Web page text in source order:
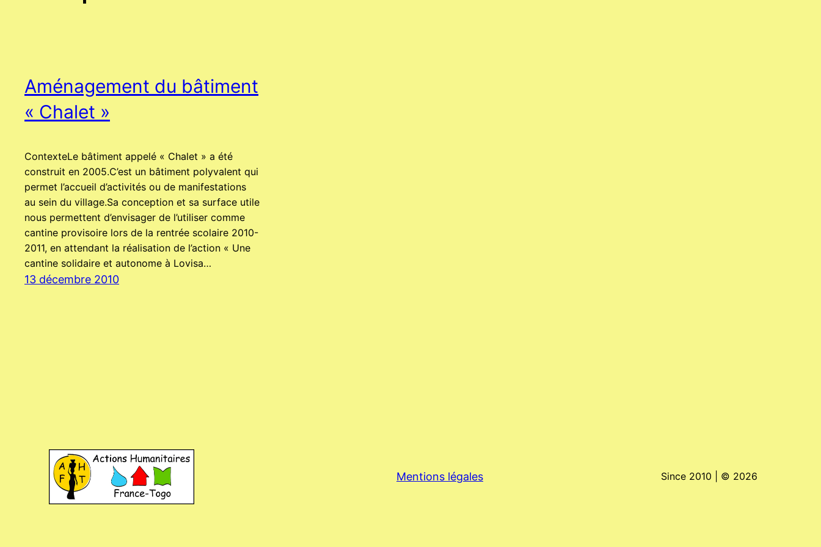
Aménagement du bâtiment
« Chalet »
ContexteLe bâtiment appelé « Chalet » a été
construit en 2005.C’est un bâtiment polyvalent qui
permet l’accueil d’activités ou de manifestations
au sein du village.Sa conception et sa surface utile
nous permettent d’envisager de l’utiliser comme
cantine provisoire lors de la rentrée scolaire 2010-
2011, en attendant la réalisation de l’action « Une
cantine solidaire et autonome à Lovisa…
13 décembre 2010
Mentions légales Since 2010 | © 2026